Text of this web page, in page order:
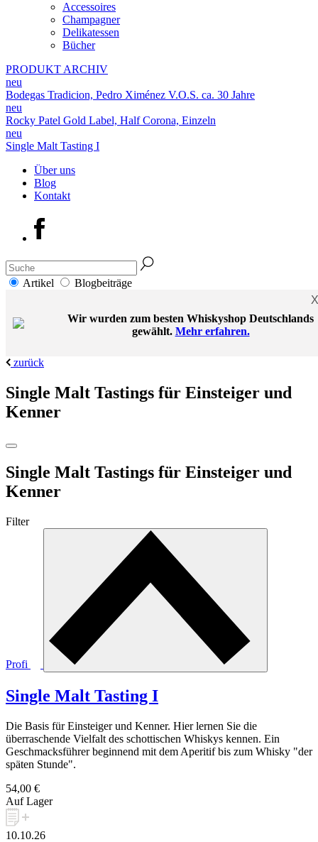
Accessoires
Champagner
Delikatessen
Bücher
PRODUKT ARCHIV
neu
Bodegas Tradicion, Pedro Ximénez V.O.S. ca. 30 Jahre
neu
Rocky Patel Gold Label, Half Corona, Einzeln
neu
Single Malt Tasting I
Über uns
Blog
Kontakt
Artikel
Blogbeiträge
X
Wir wurden zum besten Whiskyshop Deutschlands
gewählt. Mehr erfahren.
zurück
Single Malt Tastings für Einsteiger und
Kenner
Single Malt Tastings für Einsteiger und
Kenner
Filter
Profi
Single Malt Tasting I
Die Basis für Einsteiger und Kenner. Hier lernen Sie die
überraschende Vielfalt des schottischen Whiskys kennen. Ein
Geschmacksführer beginnend mit dem Aperitif bis zum Whisky "der
späten Stunde".
54,00 €
Auf Lager
10.10.26